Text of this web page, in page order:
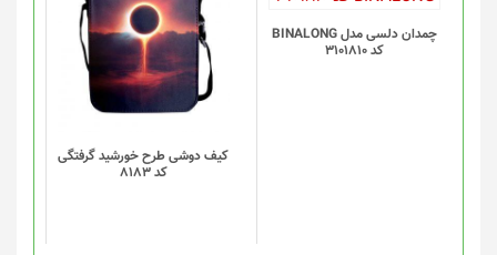
چمدان دلسی مدل BINALONG
کد 3101810
کیف دوشی طرح خورشید گرفتگی
کد 8183